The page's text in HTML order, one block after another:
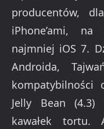
producentów,
iPhone’ami,
najmniej iOS 7.
Androida,
kompatybilności
Jelly Bean
kawałek